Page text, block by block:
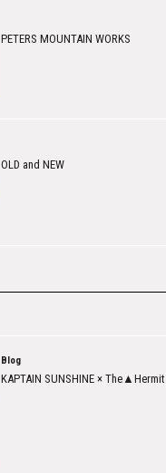
PETERS MOUNTAIN WORKS
OLD and NEW
Blog
KAPTAIN SUNSHINE ×